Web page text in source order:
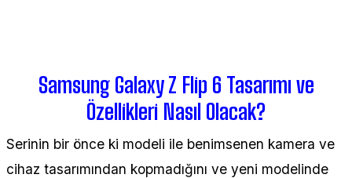
Samsung Galaxy Z Flip 6 Tasarımı ve
Özellikleri Nasıl Olacak?
Serinin bir önce ki modeli ile benimsenen kamera ve
cihaz tasarımından kopmadığını ve yeni modelinde